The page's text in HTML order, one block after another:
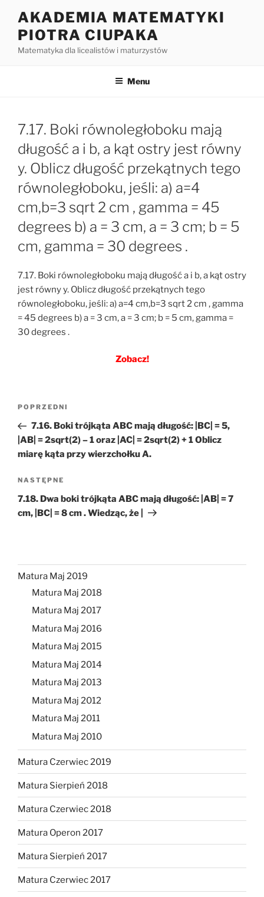
treści
AKADEMIA MATEMATYKI
PIOTRA CIUPAKA
Matematyka dla licealistów i maturzystów
Menu
7.17. Boki równoległoboku mają
długość a i b, a kąt ostry jest równy
y. Oblicz długość przekątnych tego
równoległoboku, jeśli: a) a=4
cm,b=3 sqrt 2 cm , gamma = 45
degrees b) a = 3 cm, a = 3 cm; b = 5
cm, gamma = 30 degrees .
7.17. Boki równoległoboku mają długość a i b, a kąt ostry
jest równy y. Oblicz długość przekątnych tego
równoległoboku, jeśli: a) a=4 cm,b=3 sqrt 2 cm , gamma
= 45 degrees b) a = 3 cm, a = 3 cm; b = 5 cm, gamma =
30 degrees .
Zobacz!
Nawigacja
Poprzedni
wpis
POPRZEDNI
7.16. Boki trójkąta ABC mają długość: |BC| = 5,
|AB| = 2sqrt(2) – 1 oraz |AC| = 2sqrt(2) + 1 Oblicz
miarę kąta przy wierzchołku A.
Następny
wpis
NASTĘPNE
7.18. Dwa boki trójkąta ABC mają długość: |AB| = 7
cm, |BC| = 8 cm . Wiedząc, że |
Matura Maj 2019
Matura Maj 2018
Matura Maj 2017
Matura Maj 2016
Matura Maj 2015
Matura Maj 2014
Matura Maj 2013
Matura Maj 2012
Matura Maj 2011
Matura Maj 2010
Matura Czerwiec 2019
Matura Sierpień 2018
Matura Czerwiec 2018
Matura Operon 2017
Matura Sierpień 2017
Matura Czerwiec 2017